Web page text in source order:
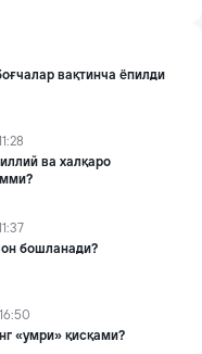
вақтинча ёпилди
ва халқаро
бошланади?
«умри» қисқами?